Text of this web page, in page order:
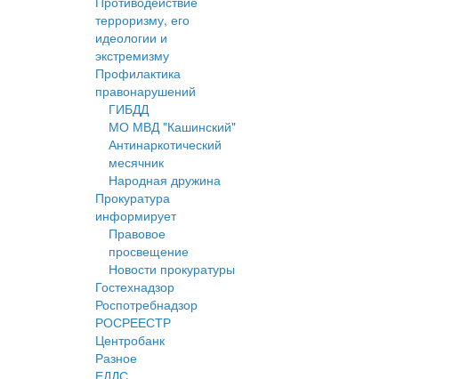
терроризму, его
идеологии и
экстремизму
Профилактика
правонарушений
ГИБДД
МО МВД "Кашинский"
Антинаркотический
месячник
Народная дружина
Прокуратура
информирует
Правовое
просвещение
Новости прокуратуры
Гостехнадзор
Роспотребнадзор
РОСРЕЕСТР
Центробанк
Разное